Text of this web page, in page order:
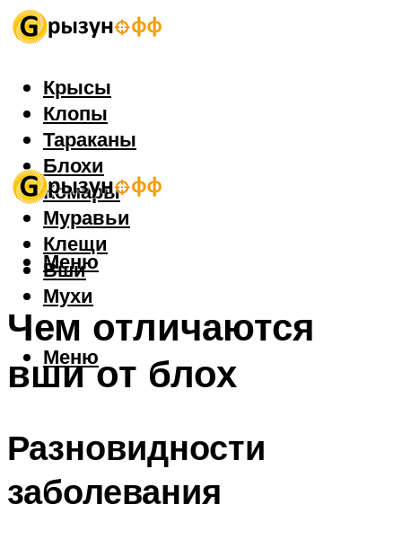
Крысы
Клопы
Тараканы
Блохи
Комары
Муравьи
Клещи
Вши
Мухи
Меню
Меню
Чем отличаются
вши от блох
Разновидности
заболевания